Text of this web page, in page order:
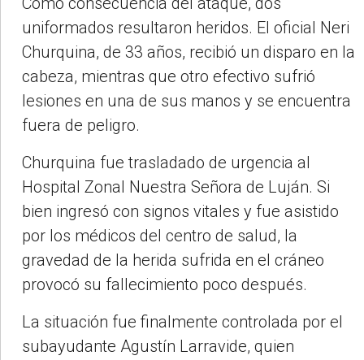
uniformados resultaron heridos. El oficial Neri
Churquina, de 33 años, recibió un disparo en la
cabeza, mientras que otro efectivo sufrió
lesiones en una de sus manos y se encuentra
fuera de peligro.
Churquina fue trasladado de urgencia al
Hospital Zonal Nuestra Señora de Luján. Si
bien ingresó con signos vitales y fue asistido
por los médicos del centro de salud, la
gravedad de la herida sufrida en el cráneo
provocó su fallecimiento poco después.
La situación fue finalmente controlada por el
subayudante Agustín Larravide, quien